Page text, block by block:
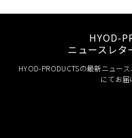
HYOD-
ニュースレタ
HYOD-PRODUCTSの最新ニュー
にてお届